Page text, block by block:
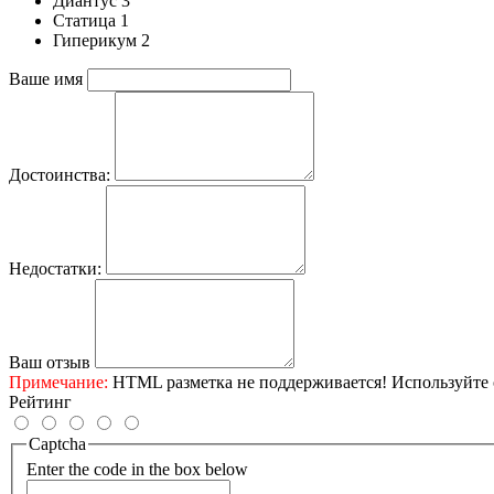
Статица 1
Гиперикум 2
Ваше имя
Достоинства:
Недостатки:
Ваш отзыв
Примечание: HTML разметка не поддерживается!
Рейтинг
Captcha
Enter the code in the box below